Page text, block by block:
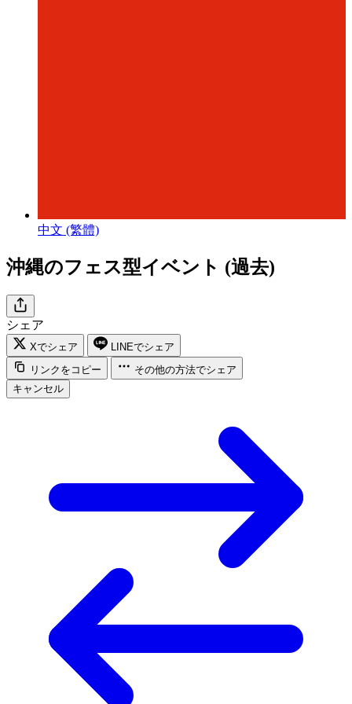
中文 (繁體)
沖縄のフェス型イベント (過去)
シェア
Xでシェア
LINEでシェア
リンクをコピー
その他の方法でシェア
キャンセル